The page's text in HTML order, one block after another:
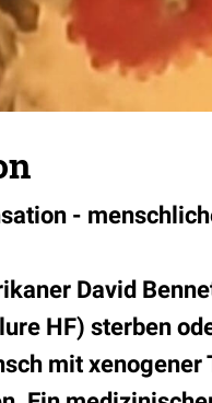
-
David
HF) sterben
mit xenogener